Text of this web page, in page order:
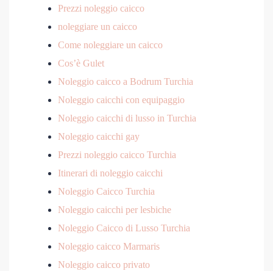
Prezzi noleggio caicco
noleggiare un caicco
Come noleggiare un caicco
Cos’è Gulet
Noleggio caicco a Bodrum Turchia
Noleggio caicchi con equipaggio
Noleggio caicchi di lusso in Turchia
Noleggio caicchi gay
Prezzi noleggio caicco Turchia
Itinerari di noleggio caicchi
Noleggio Caicco Turchia
Noleggio caicchi per lesbiche
Noleggio Caicco di Lusso Turchia
Noleggio caicco Marmaris
Noleggio caicco privato